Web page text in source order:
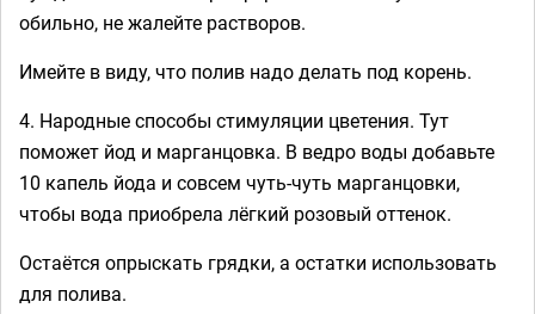
обильно, не жалейте растворов.
Имейте в виду, что полив надо делать под корень.
4. Народные способы стимуляции цветения. Тут
поможет йод и марганцовка. В ведро воды добавьте
10 капель йода и совсем чуть-чуть марганцовки,
чтобы вода приобрела лёгкий розовый оттенок.
Остаётся опрыскать грядки, а остатки использовать
для полива.